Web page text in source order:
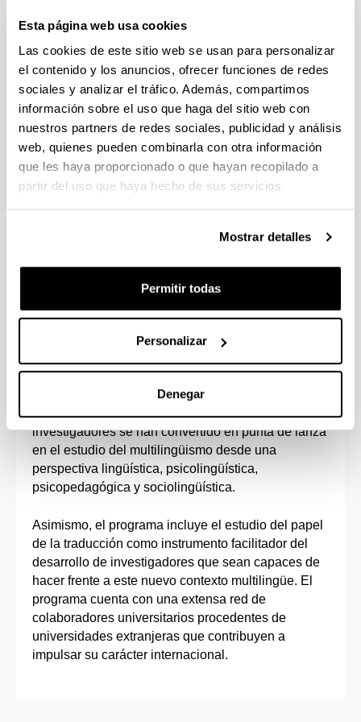
Esta página web usa cookies
Las cookies de este sitio web se usan para personalizar
el contenido y los anuncios, ofrecer funciones de redes
sociales y analizar el tráfico. Además, compartimos
información sobre el uso que haga del sitio web con
nuestros partners de redes sociales, publicidad y análisis
web, quienes pueden combinarla con otra información
que les haya proporcionado o que hayan recopilado a
partir del uso que haya hecho de sus servicios.
Mostrar detalles
Permitir todas
Personalizar
Denegar
Lenguas en Contextos
Multilingües
globalizado en el que el multilingüismo se ha
convertido en la norma en la esfera social en
general y en los ámbitos educativo y laboral en
en contextos multilingües se ha erigido en uno de
los ámbitos de investigación con mayor vitalidad en
En la vanguardia de este campo de investigación
se encuentra este programa de doctorado, cuyos
investigadores se han convertido en punta de lanza
en el estudio del multilingüismo desde una
perspectiva lingüística, psicolingüística,
psicopedagógica y sociolingüística.
Asimismo, el programa incluye el estudio del papel
de la traducción como instrumento facilitador del
desarrollo de investigadores que sean capaces de
hacer frente a este nuevo contexto multilingüe. El
programa cuenta con una extensa red de
colaboradores universitarios procedentes de
universidades extranjeras que contribuyen a
impulsar su carácter internacional.